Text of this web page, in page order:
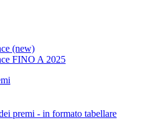
(new)
FINO A 2025
premi - in formato tabellare